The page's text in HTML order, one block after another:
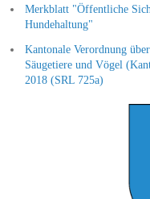
Merkblatt "Öffentliche
Hundehaltung"
Kantonale Verordnung
Säugetiere und Vögel
2018 (SRL 725a)